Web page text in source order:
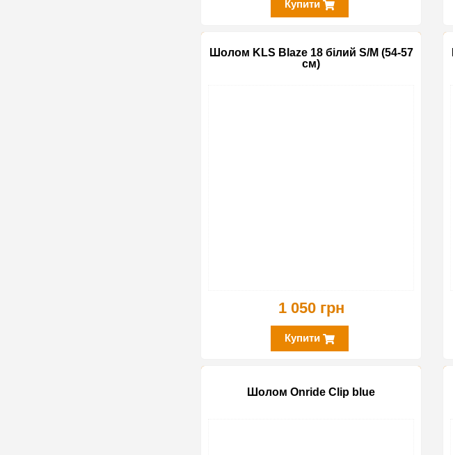
Купити
Шолом KLS Blaze 18 білий S/M (54-57
см)
1 050 грн
Купити
Шoлoм Onride Clip blue